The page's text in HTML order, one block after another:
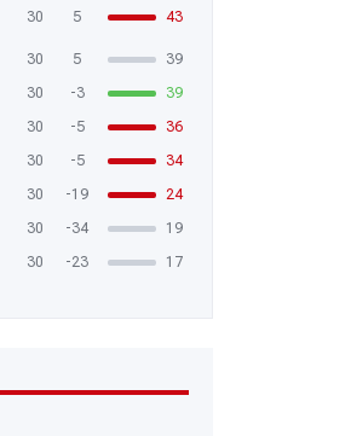
30 5 43
30 5
39
30 -3
39
30 -5
36
30 -5
34
30 -19
24
30 -34
19
30 -23 17